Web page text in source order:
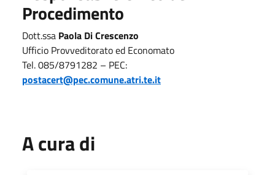
Procedimento
Dott.ssa Paola Di Crescenzo
Ufficio Provveditorato ed Economato
Tel. 085/8791282 – PEC:
postacert@pec.comune.atri.te.it
A cura di